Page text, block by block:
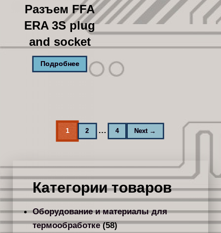
Разъем FFA
ERA 3S plug
and socket
Подробнее
1 2 … 4 Next →
Категории товаров
Оборудование и материалы для
термообработке (58)